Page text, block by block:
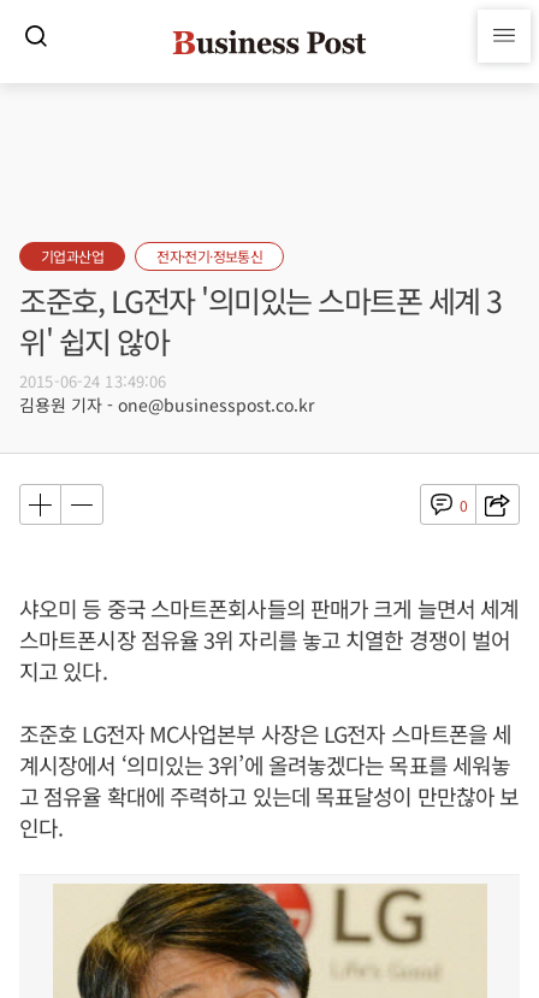
기업과산업 전자·전기·정보통신
조준호, LG전자 '의미있는 스마트폰 세계 3
위' 쉽지 않아
2015-06-24 13:49:06
김용원 기자 - one@businesspost.co.kr
0
샤오미 등 중국 스마트폰회사들의 판매가 크게 늘면서 세계
스마트폰시장 점유율 3위 자리를 놓고 치열한 경쟁이 벌어
지고 있다.
조준호 LG전자 MC사업본부 사장은 LG전자 스마트폰을 세
계시장에서 ‘의미있는 3위’에 올려놓겠다는 목표를 세워놓
고 점유율 확대에 주력하고 있는데 목표달성이 만만찮아 보
인다.